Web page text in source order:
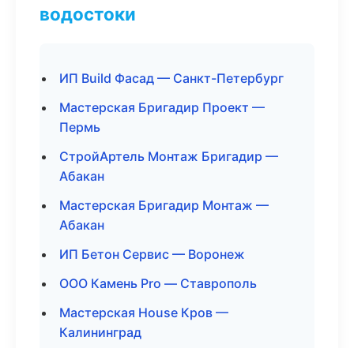
водостоки
ИП Build Фасад — Санкт-Петербург
Мастерская Бригадир Проект —
Пермь
СтройАртель Монтаж Бригадир —
Абакан
Мастерская Бригадир Монтаж —
Абакан
ИП Бетон Сервис — Воронеж
ООО Камень Pro — Ставрополь
Мастерская House Кров —
Калининград